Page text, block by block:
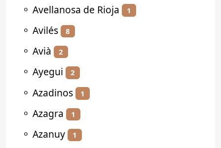
⚬ Avellanosa de Rioja 1
⚬ Avilés 8
⚬ Avià 2
⚬ Ayegui 2
⚬ Azadinos 1
⚬ Azagra 1
⚬ Azanuy 1